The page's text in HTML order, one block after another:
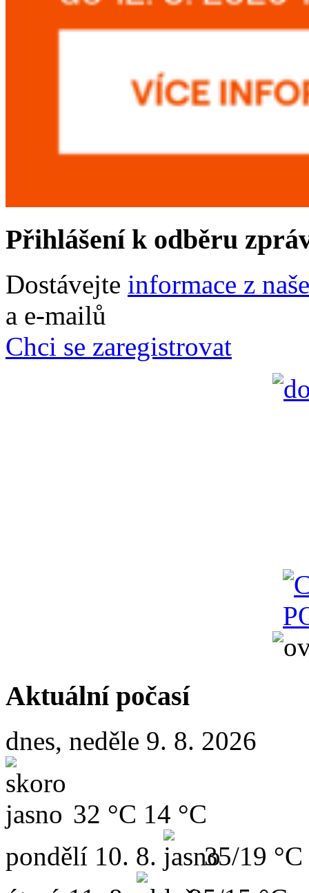
Přihlášení k odběru
Dostávejte informace z
a e-mailů
Chci se zaregistrovat
Aktuální počasí
dnes, neděle 9. 8. 2026
32 °C 14 °C
pondělí 10. 8.
35/19 °C